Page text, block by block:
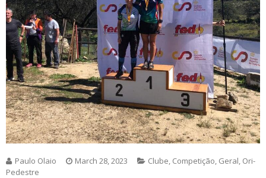
Paulo Olaio March 28, 2023 Clube Competição Geral Ori-
Pedestre